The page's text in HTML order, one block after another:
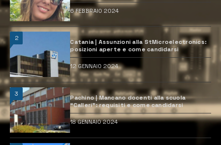
6 FEBBRAIO 2024
2
Catania | Assunzioni alla StMicroelectronics:
posizioni aperte e come candidarsi
12 GENNAIO 2024
3
Pachino | Mancano docenti alla scuola
“Calleri”: requisiti e come candidarsi
18 GENNAIO 2024